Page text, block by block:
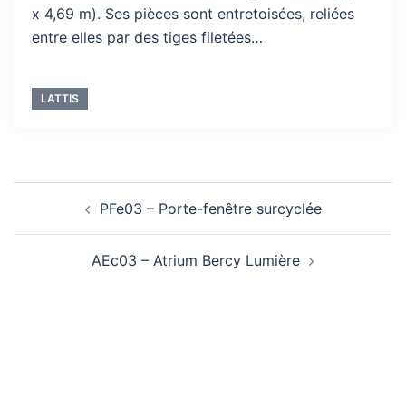
x 4,69 m). Ses pièces sont entretoisées, reliées
entre elles par des tiges filetées…
LATTIS
d’article PFe03 – Porte-fenêtre surcyclée
AEc03 – Atrium Bercy Lumière